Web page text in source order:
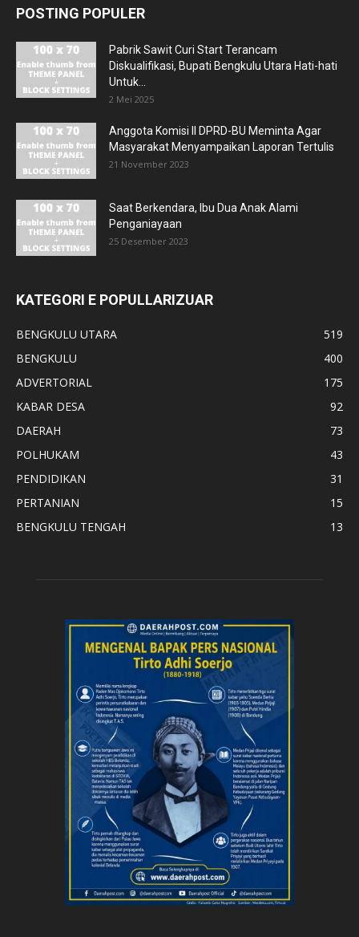
POSTING POPULER
Pabrik Sawit Curi Start Terancam
Diskualifikasi, Bupati Bengkulu Utara Hati-hati
Untuk...
2 Mei 2025
Anggota Komisi II DPRD-BU Meminta Agar
Masyarakat Menyampaikan Laporan Tertulis
21 November 2023
Saat Berkendara, Ibu Dua Anak Alami
Penganiayaan
25 Desember 2023
KATEGORI E POPULLARIZUAR
BENGKULU UTARA
519
BENGKULU
400
ADVERTORIAL
175
KABAR DESA
92
DAERAH
73
POLHUKAM
43
PENDIDIKAN
31
PERTANIAN
15
BENGKULU TENGAH
13